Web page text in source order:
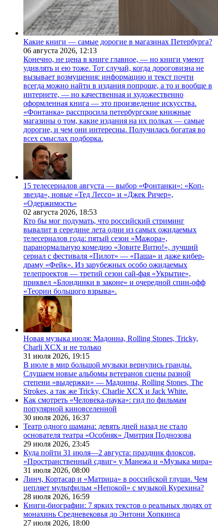
Какие книги — самые дорогие в магазинах Петербурга?
06 августа 2026, 12:13
Конечно, не цена в книге главное, — но книги умеют
удивлять и ею тоже. Тот случай, когда дороговизна не
вызывает возмущения: информацию и текст почти
всегда можно найти в издания попроще, а то и вообще в
интернете, — но качественная и художественно
оформленная книга — это произведение искусства.
«Фонтанка» расспросила петербургские книжные
магазины о том, какие издания на их полках — самые
дорогие, и чем они интересны. Получилась богатая во
всех смыслах подборка.
15 телесериалов августа — выбор «Фонтанки»: «Коп-
звезда», новые «Тед Лессо» и «Джек Ричер»,
«Одержимость»
02 августа 2026, 18:53
Кто бы мог подумать, что российский стриминг
вывалит в середине лета одни из самых ожидаемых
телесериалов года: пятый сезон «Мажора»,
паранормальную комедию «Зовите Витю!», лучший
сериал с фестиваля «Пилот» — «Паша» и даже кибер-
драму «Фейк». Из зарубежных особо ожидаемых
телепроектов — третий сезон сай-фая «Укрытие»,
приквел «Блондинки в законе» и очередной спин-офф
«Теории большого взрыва».
Новая музыка июля: Мадонна, Rolling Stones, Tricky,
Charli XCX и не только
31 июля 2026, 19:15
В июле в мир большой музыки вернулись гранды.
Слушаем новые альбомы ветеранов сцены разной
степени «выдержки» — Мадонны, Rolling Stones, The
Strokes, а так же Tricky, Charlie XCX и Jack White.
Как смотреть «Человека-паука»: гид по фильмам
популярной киновселенной
30 июля 2026, 16:37
Театр одного шамана: девять дней назад не стало
основателя театра «Особняк» Дмитрия Поднозова
29 июля 2026, 23:45
Куда пойти 31 июля—2 августа: праздник флоксов,
«Пространственный сдвиг» у Манежа и «Музыка мира»
31 июля 2026, 08:00
Линч, Кортасар и «Матрица» в российской глуши. Чем
цепляет мультфильм «Непокой» с музыкой Курехина?
28 июля 2026, 16:59
Книги-биографии: 7 ярких текстов о реальных людях от
монахинь Средневековья до Энтони Хопкинса
27 июля 2026, 18:00